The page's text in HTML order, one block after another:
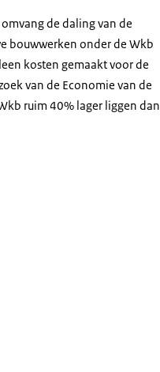
de daling van de
bouwwerken onder de Wkb
kosten gemaakt voor de
van de Economie van de
ruim 40% lager liggen dan